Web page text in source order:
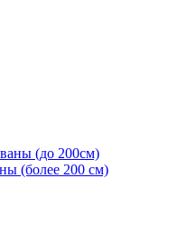
(до 200см)
(более 200 см)